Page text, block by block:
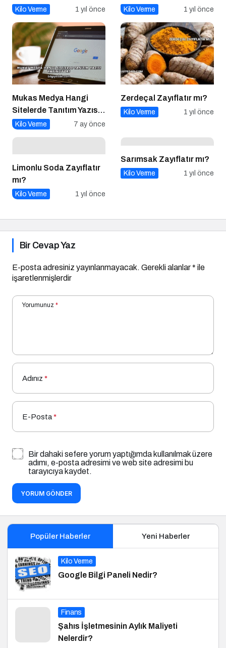
Kilo Verme 1 yıl önce Kilo Verme 1 yıl önce
Mukas Medya Hangi
Sitelerde Tanıtım Yazısı
Yayınlıyor?
Kilo Verme 7 ay önce
Zerdeçal Zayıflatır mı?
Kilo Verme 1 yıl önce
Limonlu Soda Zayıflatır
mı?
Kilo Verme 1 yıl önce
Sarımsak Zayıflatır mı?
Kilo Verme 1 yıl önce
Bir Cevap Yaz
E-posta adresiniz yayınlanmayacak. Gerekli alanlar* ile
işaretlenmişlerdir
Yorumunuz *
Adınız *
E-Posta*
Bir dahaki sefere yorum yaptığımda kullanılmak üzere
adımı, e-posta adresimi ve web site adresimi bu
tarayıcıya kaydet.
YORUM GÖNDER
Popüler Haberler Yeni Haberler
Kilo Verme
Google Bilgi Paneli Nedir?
Finans
Şahıs İşletmesinin Aylık Maliyeti
Nelerdir?